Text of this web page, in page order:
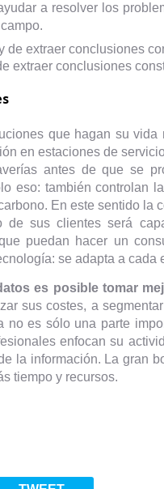
a resolver los
extraer conclusiones
que hagan su
en estaciones de
antes de que se
eso: también controlan
En este sentido la
de sus clientes será
puedan hacer un
se adapta a cada
es posible tomar
sus costes, a
no es sólo una parte
enfocan su
la información. La gran
tiempo y recursos.